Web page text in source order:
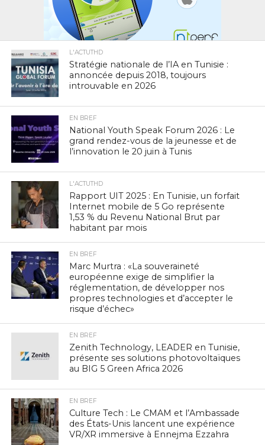
L'ACTUTHD
Stratégie nationale de l’IA en Tunisie :
annoncée depuis 2018, toujours
introuvable en 2026
EN BREF
National Youth Speak Forum 2026 : Le
grand rendez-vous de la jeunesse et de
l’innovation le 20 juin à Tunis
L'ACTUTHD
Rapport UIT 2025 : En Tunisie, un forfait
Internet mobile de 5 Go représente
1,53 % du Revenu National Brut par
habitant par mois
EN BREF
Marc Murtra : «La souveraineté
européenne exige de simplifier la
réglementation, de développer nos
propres technologies et d’accepter le
risque d’échec»
EN BREF
Zenith Technology, LEADER en Tunisie,
présente ses solutions photovoltaïques
au BIG 5 Green Africa 2026
EN BREF
Culture Tech : Le CMAM et l’Ambassade
des États-Unis lancent une expérience
VR/XR immersive à Ennejma Ezzahra